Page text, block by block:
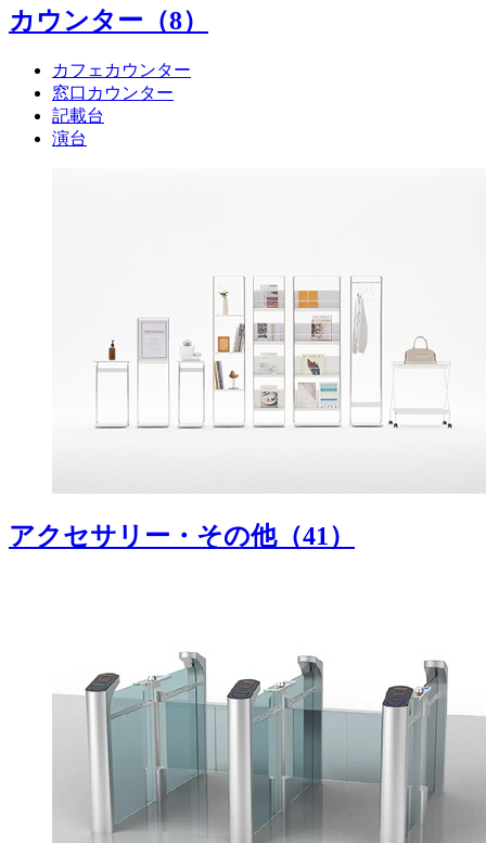
カウンター （8）
カフェカウンター
窓口カウンター
記載台
演台
アクセサリー・その他（41）